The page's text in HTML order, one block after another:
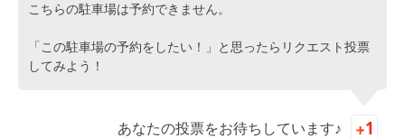
こちらの駐車場は予約できません。
「この駐車場の予約をしたい！」と思ったらリクエスト投票
してみよう！
あなたの投票をお待ちしています♪